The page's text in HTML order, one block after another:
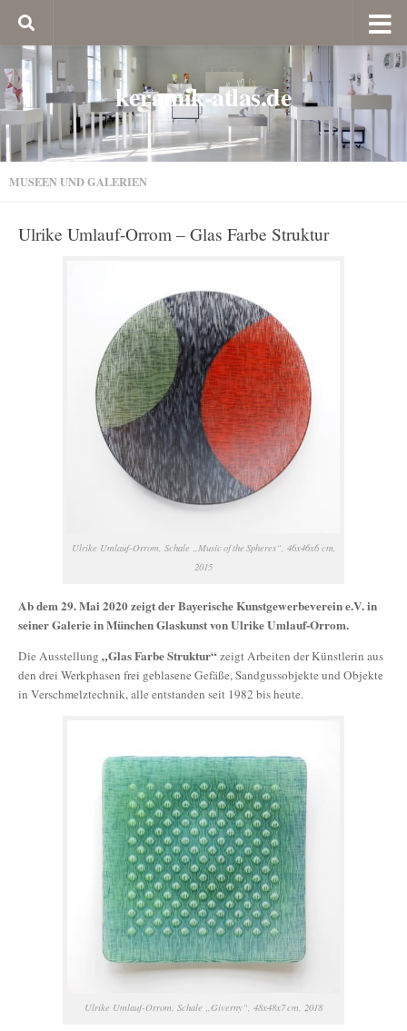
keramik-atlas.de
MUSEEN UND GALERIEN
Ulrike Umlauf-Orrom – Glas Farbe Struktur
Ulrike Umlauf-Orrom, Schale „Music of the Spheres“, 46x46x6 cm,
2015
Ab dem 29. Mai 2020 zeigt der Bayerische Kunstgewerbeverein e.V. in
seiner Galerie in München Glaskunst von Ulrike Umlauf-Orrom.
Die Ausstellung „Glas Farbe Struktur“zeigt Arbeiten der Künstlerin aus
den drei Werkphasen frei geblasene Gefäße, Sandgussobjekte und Objekte
in Verschmelztechnik, alle entstanden seit 1982 bis heute.
Ulrike Umlauf-Orrom, Schale „Giverny“, 48x48x7 cm, 2018